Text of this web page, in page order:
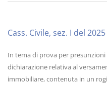
Cass. Civile, sez. I del
In tema di prova per
dichiarazione relativa al
immobiliare, contenuta in un